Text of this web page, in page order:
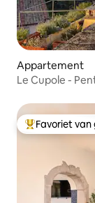
Appartement
Le Cupole -
Topfavoriet
Favoriet